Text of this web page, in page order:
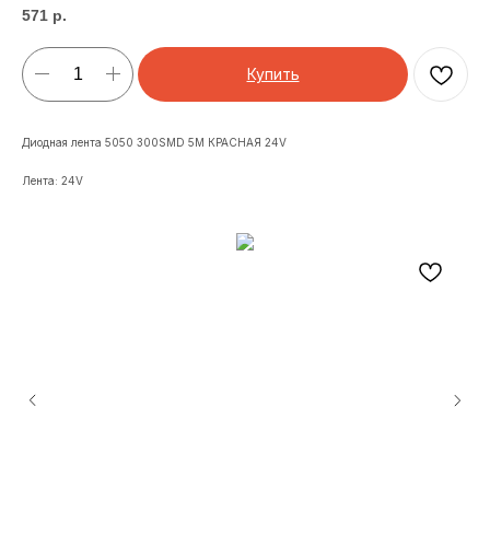
571 р.
Купить
Диодная лента 5050 300SMD 5M КРАСНАЯ 24V
Лента: 24V